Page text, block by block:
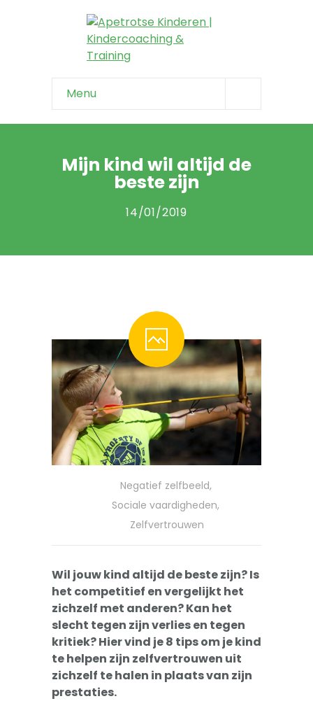
Menu
Home
Info & tips
-- Onzeker kind
-- Negatief zelfbeeld
-- Gevoelig kind
-- Boos kind
-- Verlegen kind
-- Weinig vrienden
-- Training Zelfvertrouwen
-- Faalangst training kind
-- Training emoties kind
-- Sova-training kind
Artikelen
Over
Mijn kind wil altijd de
beste zijn
14/01/2019
Negatief zelfbeeld,
Sociale vaardigheden,
Zelfvertrouwen
Wil jouw kind altijd de beste zijn? Is
het competitief en vergelijkt het
zichzelf met anderen? Kan het
slecht tegen zijn verlies en tegen
kritiek? Hier vind je 8 tips om je kind
te helpen zijn zelfvertrouwen uit
zichzelf te halen in plaats van zijn
prestaties.